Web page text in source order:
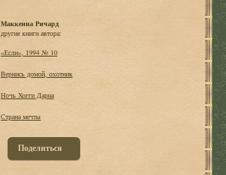
Маккенна Ричард
другие книги автора:
«Если», 1994 № 10
Вернись домой, охотник
Ночь Хогги Дарна
Страна мечты
Поделиться